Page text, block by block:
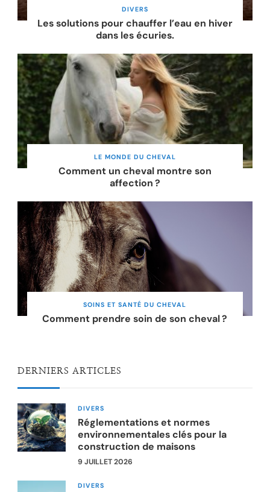
DIVERS
Les solutions pour chauffer l’eau en hiver
dans les écuries.
LE MONDE DU CHEVAL
Comment un cheval montre son
affection ?
SOINS ET SANTÉ DU CHEVAL
Comment prendre soin de son cheval ?
DERNIERS ARTICLES
DIVERS
Réglementations et normes
environnementales clés pour la
construction de maisons
9 JUILLET 2026
DIVERS